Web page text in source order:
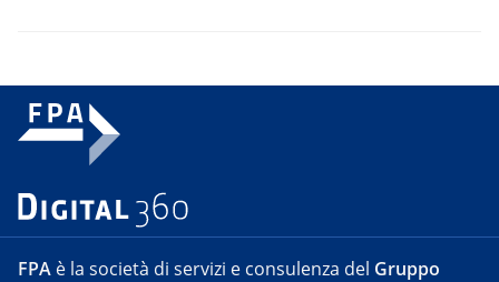
FPA è la società di servizi e consulenza del Gruppo